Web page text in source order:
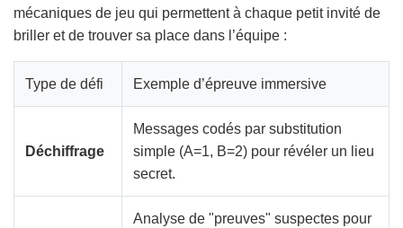
mécaniques de jeu qui permettent à chaque petit invité de
briller et de trouver sa place dans l’équipe :
Type de défi Exemple d’épreuve immersive
Déchiffrage
Messages codés par substitution
simple (A=1, B=2) pour révéler un lieu
secret.
Analyse de "preuves" suspectes pour